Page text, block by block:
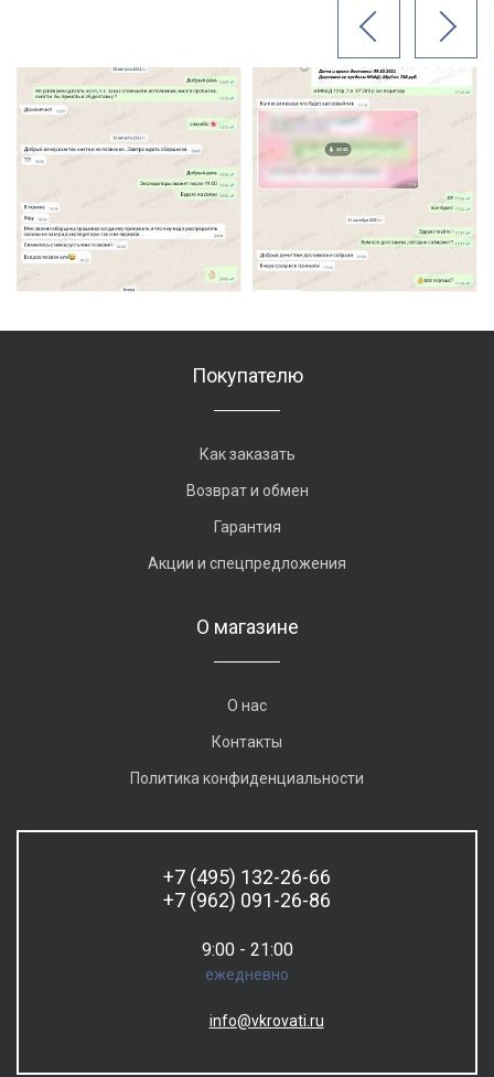
Покупателю
Как заказать
Возврат и обмен
Гарантия
Акции и спецпредложения
О магазине
О нас
Контакты
Политика конфиденциальности
+7 (495) 132-26-66
+7 (962) 091-26-86
9:00 - 21:00
ежедневно
info@vkrovati.ru